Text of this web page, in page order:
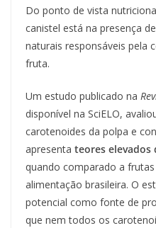
Do ponto de vista
canistel está na presença de
naturais responsáveis pela
fruta.
Um estudo publicado na
disponível na SciELO,
carotenoides da polpa e
apresenta teores
quando comparado a
alimentação brasileira. O
potencial como fonte de
que nem todos os